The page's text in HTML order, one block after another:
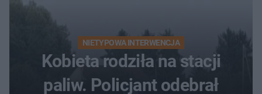
NIETYPOWA INTERWENCJA
Kobieta rodziła na stacji
paliw. Policjant odebrał